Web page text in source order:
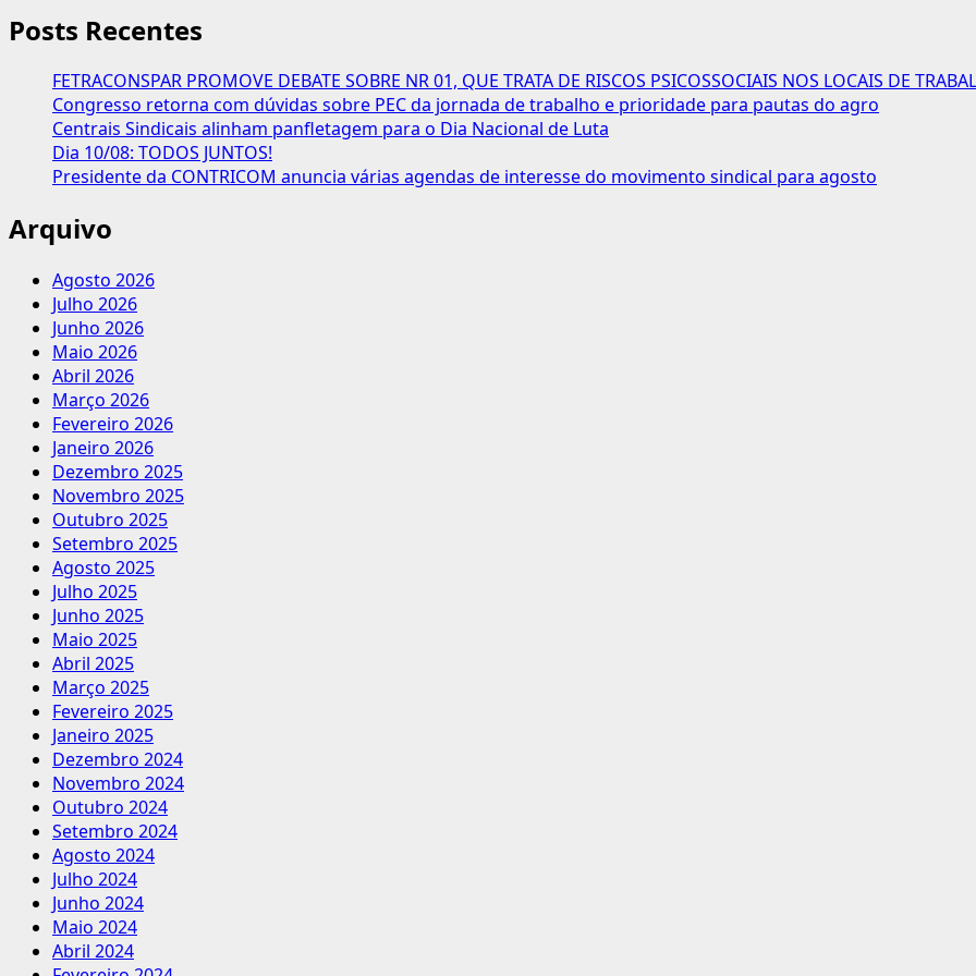
Posts Recentes
FETRACONSPAR PROMOVE DEBATE SOBRE NR 01, QUE TRATA DE RISCOS PSICOSSOCIAIS NOS LOCAIS DE
Congresso retorna com dúvidas sobre PEC da jornada de trabalho e prioridade para pautas do agro
Centrais Sindicais alinham panfletagem para o Dia Nacional de Luta
Dia 10/08: TODOS JUNTOS!
Presidente da CONTRICOM anuncia várias agendas de interesse do movimento sindical para agosto
Arquivo
Agosto 2026
Julho 2026
Junho 2026
Maio 2026
Abril 2026
Março 2026
Fevereiro 2026
Janeiro 2026
Dezembro 2025
Novembro 2025
Outubro 2025
Setembro 2025
Agosto 2025
Julho 2025
Junho 2025
Maio 2025
Abril 2025
Março 2025
Fevereiro 2025
Janeiro 2025
Dezembro 2024
Novembro 2024
Outubro 2024
Setembro 2024
Agosto 2024
Julho 2024
Junho 2024
Maio 2024
Abril 2024